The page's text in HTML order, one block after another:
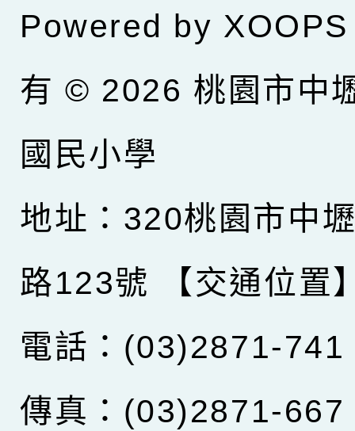
Powered by XOOPS
有 © 2026 桃園市中
國民小學
地址：320桃園市中
路123號
【交通位置
電話：(03)2871-741
傳真：(03)2871-667